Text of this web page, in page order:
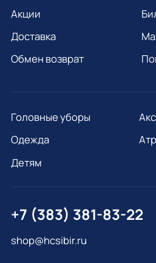
Акции
Доставка
Обмен возврат
Головные уборы
Одежда
Детям
+7 (383) 381-83-22
shop@hcsibir.ru